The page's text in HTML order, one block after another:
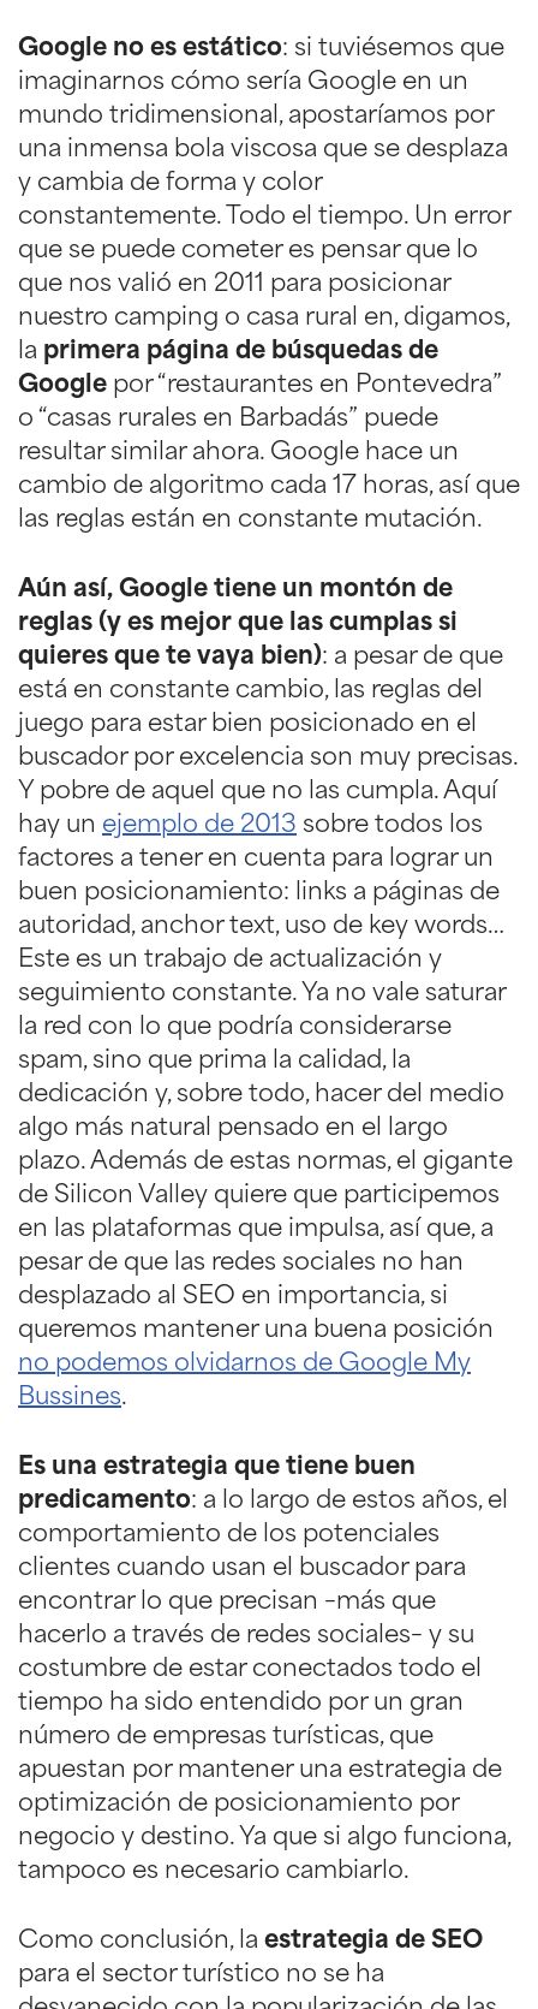
Google no es estático: si tuviésemos que
imaginarnos cómo sería Google en un
mundo tridimensional, apostaríamos por
una inmensa bola viscosa que se desplaza
y cambia de forma y color
constantemente. Todo el tiempo. Un error
que se puede cometer es pensar que lo
que nos valió en 2011 para posicionar
nuestro camping o casa rural en, digamos,
la primera página de búsquedas de
Google por “restaurantes en Pontevedra”
o “casas rurales en Barbadás” puede
resultar similar ahora. Google hace un
cambio de algoritmo cada 17 horas, así que
las reglas están en constante mutación.
Aún así, Google tiene un montón de
reglas (y es mejor que las cumplas si
quieres que te vaya bien): a pesar de que
está en constante cambio, las reglas del
juego para estar bien posicionado en el
buscador por excelencia son muy precisas.
Y pobre de aquel que no las cumpla. Aquí
hay un ejemplo de 2013 sobre todos los
factores a tener en cuenta para lograr un
buen posicionamiento: links a páginas de
autoridad, anchor text, uso de key words…
Este es un trabajo de actualización y
seguimiento constante. Ya no vale saturar
la red con lo que podría considerarse
spam, sino que prima la calidad, la
dedicación y, sobre todo, hacer del medio
algo más natural pensado en el largo
plazo. Además de estas normas, el gigante
de Silicon Valley quiere que participemos
en las plataformas que impulsa, así que, a
pesar de que las redes sociales no han
desplazado al SEO en importancia, si
queremos mantener una buena posición
no podemos olvidarnos de Google My
Bussines.
Es una estrategia que tiene buen
predicamento: a lo largo de estos años, el
comportamiento de los potenciales
clientes cuando usan el buscador para
encontrar lo que precisan –más que
hacerlo a través de redes sociales– y su
costumbre de estar conectados todo el
tiempo ha sido entendido por un gran
número de empresas turísticas, que
apuestan por mantener una estrategia de
optimización de posicionamiento por
negocio y destino. Ya que si algo funciona,
tampoco es necesario cambiarlo.
Como conclusión, la estrategia de SEO
para el sector turístico no se ha